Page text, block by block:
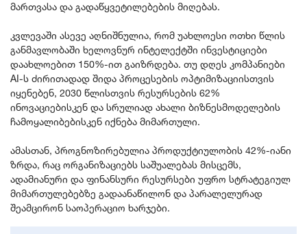
კონფლიქტი
განათლება
AI-ს დრო
სოც. მედია
მართვასა და გადაწყვეტილებების მიღებას.
კვლევაში ასევე აღნიშნულია, რომ უახლოესი ოთხი წლის
განმავლობაში ხელოვნურ ინტელექტში ინვესტიციები
დაახლოებით 150%-ით გაიზრდება. თუ დღეს კომპანიები
AI-ს ძირითადად შიდა პროცესების ოპტიმიზაციისთვის
იყენებენ, 2030 წლისთვის რესურსების 62%
ინოვაციებისკენ და სრულიად ახალი ბიზნესმოდელების
ჩამოყალიბებისკენ იქნება მიმართული.
ამასთან, პროგნოზირებულია პროდუქტიულობის 42%-იანი
ზრდა, რაც ორგანიზაციებს საშუალებას მისცემს,
ადამიანური და ფინანსური რესურსები უფრო სტრატეგიულ
მიმართულებებზე გადაანაწილონ და პარალელურად
შეამცირონ საოპერაციო ხარჯები.